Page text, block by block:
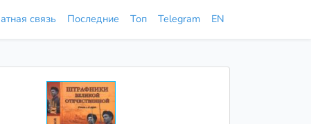
связь Последние Топ Telegram EN